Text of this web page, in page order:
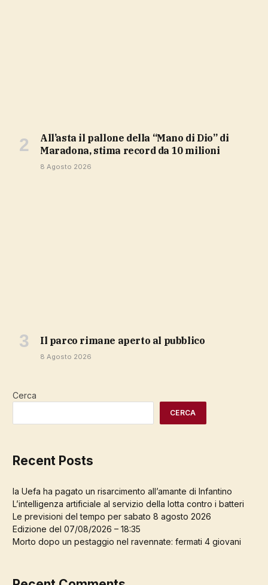
All’asta il pallone della “Mano di Dio” di
Maradona, stima record da 10 milioni
8 Agosto 2026
Il parco rimane aperto al pubblico
8 Agosto 2026
Cerca
CERCA
Recent Posts
la Uefa ha pagato un risarcimento all’amante di Infantino
L’intelligenza artificiale al servizio della lotta contro i batteri
Le previsioni del tempo per sabato 8 agosto 2026
Edizione del 07/08/2026 – 18:35
Morto dopo un pestaggio nel ravennate: fermati 4 giovani